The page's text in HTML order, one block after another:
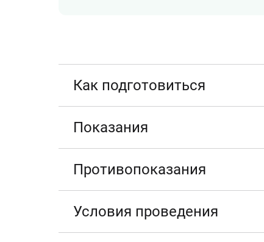
Как подготовиться
Показания
Противопоказания
Условия проведения